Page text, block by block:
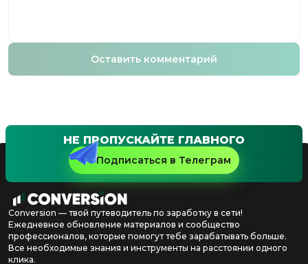
Оставить комментарий
НЕ ПРОПУСКАЙТЕ ГЛАВНОГО
Подписаться в Телеграм
Conversion — твой путеводитель по заработку в сети!
Ежедневное обновление материалов и сообщество
профессионалов, которые помогут тебе зарабатывать больше.
Все необходимые знания и инструменты на расстоянии одного
клика.